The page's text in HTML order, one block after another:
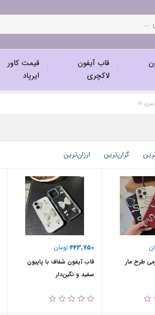
قاب آیفون
لاکچری
قیمت کاور
ایرپاد
16
گران‌ترین ارزان‌ترین
طرح مار
443,750تومان
قاب آیفون شفاف با پاپیون
سفید و نگین‌دار